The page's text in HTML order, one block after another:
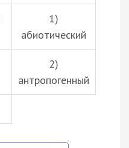
1)
абиотический
2)
антропогенный